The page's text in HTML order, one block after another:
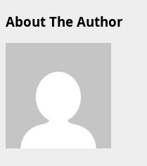
About The Author